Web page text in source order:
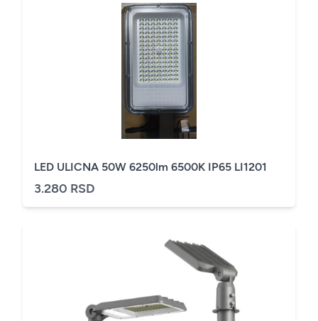
LED ULICNA 50W 6250lm 6500K IP65 LI1201
3.280 RSD